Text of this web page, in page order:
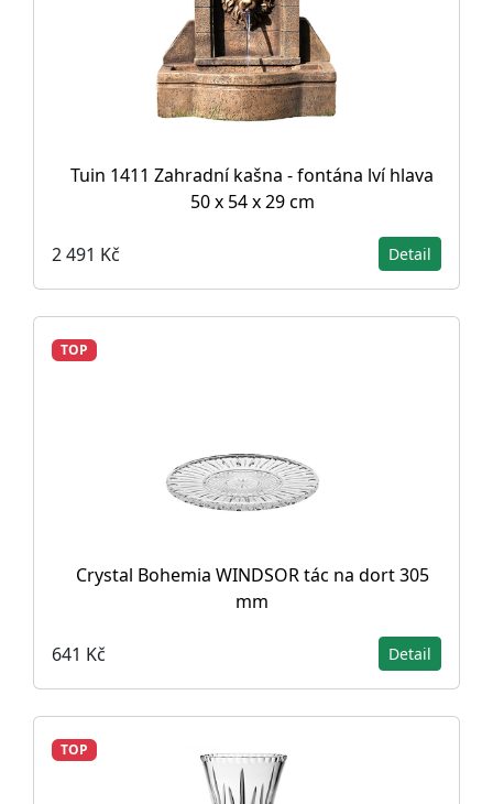
Tuin 1411 Zahradní kašna - fontána lví hlava
50 x 54 x 29 cm
2 491 Kč Detail
TOP
Crystal Bohemia WINDSOR tác na dort 305
mm
641 Kč Detail
TOP